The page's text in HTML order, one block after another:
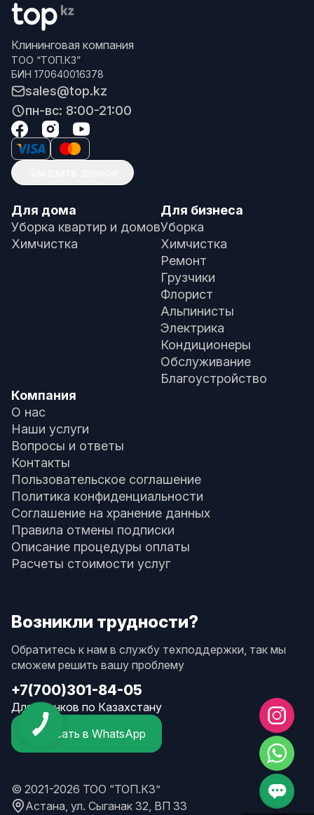
Клининговая компания
ТОО “ТОП.КЗ”
БИН 170640016378
sales@top.kz
пн-вс: 8:00-21:00
Для дома
Уборка квартир и домов
Химчистка
Для бизнеса
Уборка
Химчистка
Ремонт
Грузчики
Флорист
Альпинисты
Электрика
Кондиционеры
Обслуживание
Благоустройство
Компания
О нас
Наши услуги
Вопросы и ответы
Контакты
Пользовательское соглашение
Политика конфиденциальности
Соглашение на хранение данных
Правила отмены подписки
Описание процедуры оплаты
Расчеты стоимости услуг
Возникли трудности?
Обратитесь к нам в службу техподдержки, так мы
сможем решить вашу проблему
+7(700)301-84-05
Для звонков по Казахстану
Написать в WhatsApp
© 2021-2026 ТОО “ТОП.КЗ”
Астана, ул. Сыганак 32, ВП 33